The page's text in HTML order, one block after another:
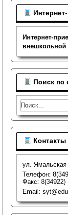
Интернет-
внешкольной
Поиск по
Контакты
ул.
Телефон:
Факс: 8(34922)
Email: